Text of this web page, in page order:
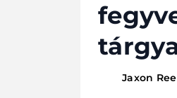
Jaxon